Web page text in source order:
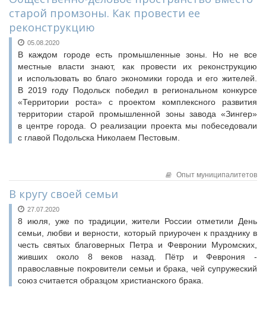
старой промзоны. Как провести ее
реконструкцию
05.08.2020
В каждом городе есть промышленные зоны. Но не все
местные власти знают, как провести их реконструкцию
и использовать во благо экономики города и его жителей.
В 2019 году Подольск победил в региональном конкурсе
«Территории роста» с проектом комплексного развития
территории старой промышленной зоны завода «Зингер»
в центре города. О реализации проекта мы побеседовали
с главой Подольска Николаем Пестовым.
Опыт муниципалитетов
В кругу своей семьи
27.07.2020
8 июля, уже по традиции, жители России отметили День
семьи, любви и верности, который приурочен к празднику в
честь святых благоверных Петра и Февронии Муромских,
живших около 8 веков назад. Пётр и Феврония ­
православные покровители семьи и брака, чей супружеский
союз считается образцом христианского брака.